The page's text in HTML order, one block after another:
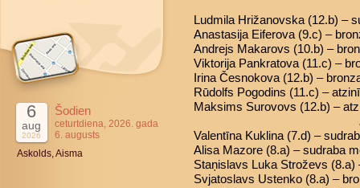
6
aug
2026
Šodien
ceturtdiena, 2026. gada
6. augusts
Askolds, Aisma
Ludmila Hrižanovska (12.b) –
Anastasija Eiferova (9.c) –
Andrejs Makarovs (10.b) –
Viktorija Pankratova (11.c) –
Irina Česnokova (12.b) –
Rūdolfs Pogodins (11.c) –
Maksims Surovovs (12.b) –
Valentīna Kuklina (7.d) –
Alisa Mazore (8.a) – sudraba
Staņislavs Luka Stroževs (8.a)
Svjatoslavs Ustenko (8.a) –